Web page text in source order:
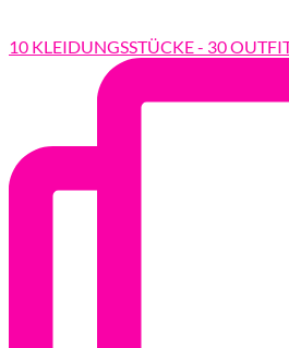
10 KLEIDUNGSSTÜCKE - 30